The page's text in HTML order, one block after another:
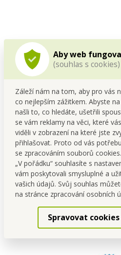
Aby web
(souhlas s cookies)
Záleží nám na tom, aby pro vás
co nejlepším zážitkem. Abyste
našli to, co hledáte, ušetřili
se vám reklamy na věci, které
viděli v zobrazení na které jste
přihlašovat. Proto od vás
se zpracováním souborů
„V pořádku“ souhlasíte s
vám poskytovali smysluplné a
vašich údajů. Svůj souhlas
na stránce zpracování osobních
Spravovat cookies
Český vývoj a výroba
Vyvíjíme a vyrábíme ve vlastním
Od roku 1995 klademe důraz na
dlouhodobou spokojenost